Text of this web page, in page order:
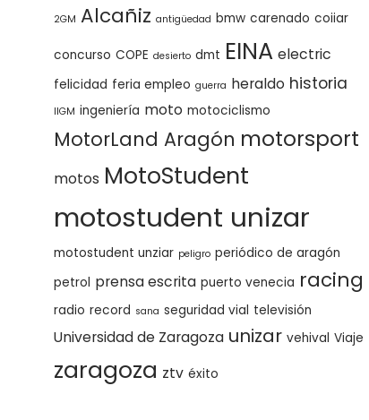
2GM Alcañiz antigüedad bmw carenado coiiar
concurso COPE desierto dmt EINA electric
felicidad feria empleo guerra heraldo historia
IIGM ingeniería moto motociclismo
MotorLand Aragón motorsport
motos MotoStudent
motostudent unizar
motostudent unziar peligro periódico de aragón
petrol prensa escrita puerto venecia racing
radio record sana seguridad vial televisión
Universidad de Zaragoza unizar vehival Viaje
zaragoza ztv éxito